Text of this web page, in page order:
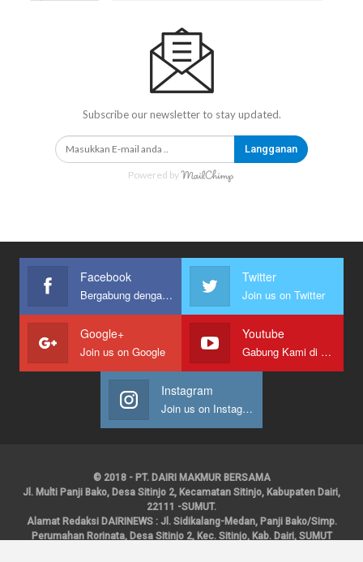
Subscribe our newsletter to stay updated.
Langganan
Powered by
Facebook
Bergabung dengan kami
Twitter
Join us on Twitter
Google+
Join us on Google
Youtube
Gabung Kami di Youtube
Instagram
Join us on Instagram
© 2018 - PT. DAIRI MAKMUR BERSAMA
Jl. Multi Panji Bako, Desa Sitinjo 2, Kecamatan Sitinjo, Kabupaten Dairi,
22111 -SUMUT.
Alamat Redaksi DAIRINEWS : Jl. Sidikalang-Medan, Panji Bako/Simp.
Perumahan Rorinata, Desa Sitinjo 2, Kec. Sitinjo, Kab. Dairi, SUMUT